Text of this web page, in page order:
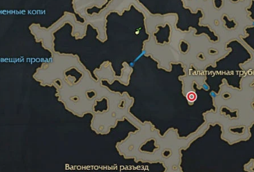
Умарская
«История одного приключенца». Берется
2 этап, который находится в Огненных